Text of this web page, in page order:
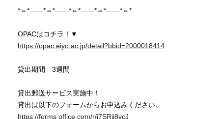
*⇔*――*⇔*――*⇔*――*⇔*――*⇔*
OPACはコチラ！▼
https://opac.eiyo.ac.jp/detail?bbid=2000018414
貸出期間 3週間
貸出郵送サービス実施中！
貸出は以下のフォームからお申込みください。
https://forms.office.com/r/i7SRjj8vcJ